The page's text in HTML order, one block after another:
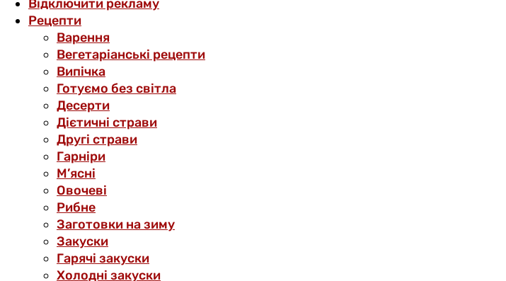
Відключити рекламу
Рецепти
Варення
Вегетаріанські рецепти
Випічка
Готуємо без світла
Десерти
Дієтичні страви
Другі страви
Гарніри
М’ясні
Овочеві
Рибне
Заготовки на зиму
Закуски
Гарячі закуски
Холодні закуски